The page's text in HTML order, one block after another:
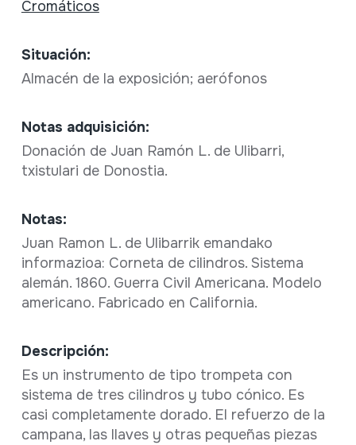
Cromáticos
Situación:
Almacén de la exposición; aerófonos
Notas adquisición:
Donación de Juan Ramón L. de Ulibarri,
txistulari de Donostia.
Notas:
Juan Ramon L. de Ulibarrik emandako
informazioa: Corneta de cilindros. Sistema
alemán. 1860. Guerra Civil Americana. Modelo
americano. Fabricado en California.
Descripción:
Es un instrumento de tipo trompeta con
sistema de tres cilindros y tubo cónico. Es
casi completamente dorado. El refuerzo de la
campana, las llaves y otras pequeñas piezas